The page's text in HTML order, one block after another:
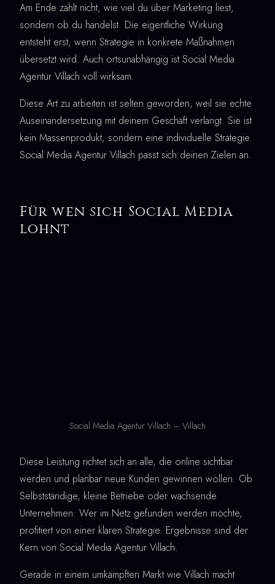
Am Ende zählt nicht, wie viel du über Marketing liest,
sondern ob du handelst. Die eigentliche Wirkung
entsteht erst, wenn Strategie in konkrete Maßnahmen
übersetzt wird. Auch ortsunabhängig ist Social Media
Agentur Villach voll wirksam.
Diese Art zu arbeiten ist selten geworden, weil sie echte
Auseinandersetzung mit deinem Geschäft verlangt. Sie ist
kein Massenprodukt, sondern eine individuelle Strategie.
Social Media Agentur Villach passt sich deinen Zielen an.
Für wen sich Social Media
lohnt
Social Media Agentur Villach – Villach
Diese Leistung richtet sich an alle, die online sichtbar
werden und planbar neue Kunden gewinnen wollen. Ob
Selbstständige, kleine Betriebe oder wachsende
Unternehmen: Wer im Netz gefunden werden möchte,
profitiert von einer klaren Strategie. Ergebnisse sind der
Kern von Social Media Agentur Villach.
Gerade in einem umkämpften Markt wie Villach macht